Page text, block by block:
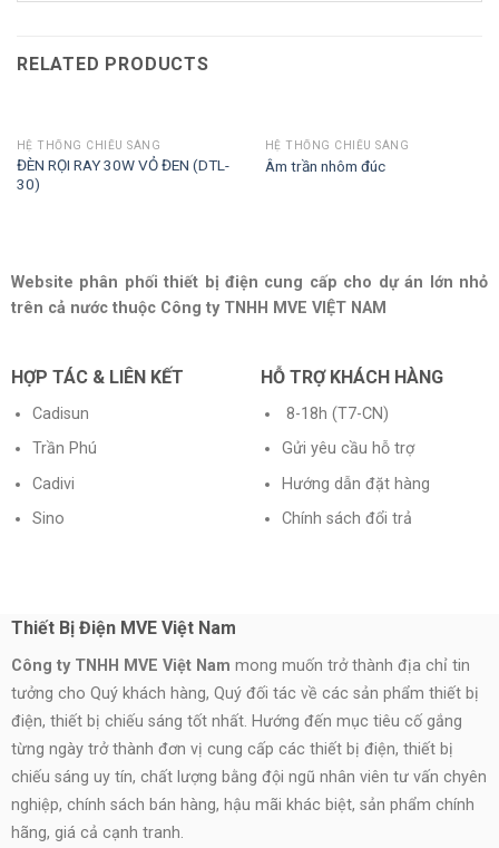
RELATED PRODUCTS
HỆ THỐNG CHIẾU SÁNG
ĐÈN RỌI RAY 30W VỎ ĐEN (DTL-
30)
HỆ THỐNG CHIẾU SÁNG
Âm trần nhôm đúc
Website phân phối thiết bị điện cung cấp cho dự án lớn nhỏ
trên cả nước thuộc Công ty TNHH MVE VIỆT NAM
HỖ TRỢ KHÁCH HÀNG
8-18h (T7-CN)
Gửi yêu cầu hỗ trợ
Hướng dẫn đặt hàng
Chính sách đổi trả
HỢP TÁC & LIÊN KẾT
Cadisun
Trần Phú
Cadivi
Sino
Thiết Bị Điện MVE Việt Nam
Công ty TNHH MVE Việt Nam mong muốn trở thành địa chỉ tin
tưởng cho Quý khách hàng, Quý đối tác về các sản phẩm thiết bị
điện, thiết bị chiếu sáng tốt nhất. Hướng đến mục tiêu cố gắng
từng ngày trở thành đơn vị cung cấp các thiết bị điện, thiết bị
chiếu sáng uy tín, chất lượng bằng đội ngũ nhân viên tư vấn chyên
nghiệp, chính sách bán hàng, hậu mãi khác biệt, sản phẩm chính
hãng, giá cả cạnh tranh.